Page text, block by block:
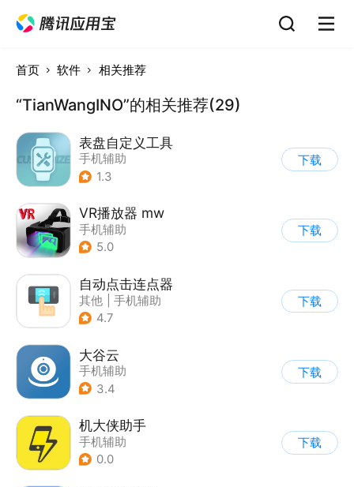
首页 软件 相关推荐
“TianWangINO”的相关推荐(29)
表盘自定义工具
手机辅助
1.3
下载
VR播放器 mw
手机辅助
5.0
下载
自动点击连点器
其他
手机辅助
4.7
下载
大谷云
手机辅助
3.4
下载
机大侠助手
手机辅助
0.0
下载